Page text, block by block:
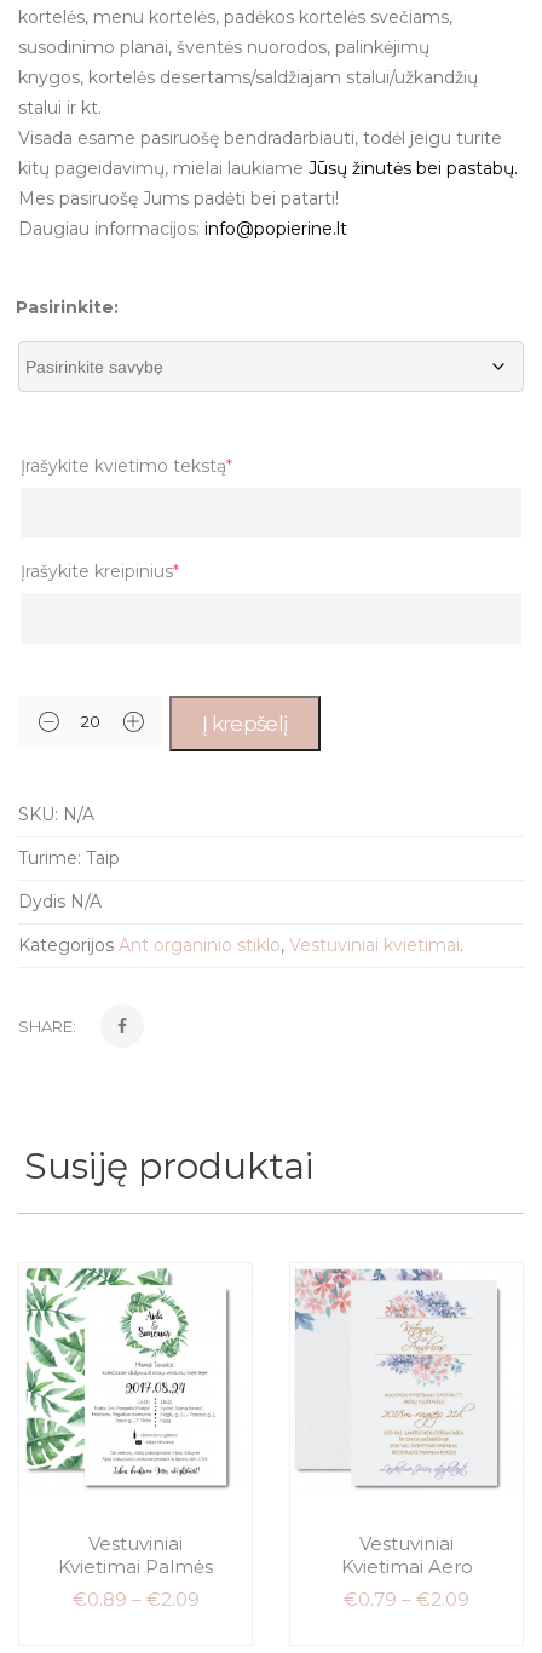
kortelės, menu kortelės, padėkos kortelės svečiams,
susodinimo planai, šventės nuorodos, palinkėjimų
knygos, kortelės desertams/saldžiajam stalui/užkandžių
stalui ir kt.
Visada esame pasiruošę bendradarbiauti, todėl jeigu turite
kitų pageidavimų, mielai laukiame Jūsų žinutės bei pastabų.
Mes pasiruošę Jums padėti bei patarti!
Daugiau informacijos: info@popierine.lt
Pasirinkite:
Įrašykite kvietimo tekstą*
Įrašykite kreipinius*
Į krepšelį
SKU: N/A
Turime: Taip
Dydis N/A
Kategorijos Ant organinio stiklo, Vestuviniai kvietimai.
SHARE:
Susiję produktai
Vestuviniai
Kvietimai Palmės
€0.89 – €2.09
Vestuviniai
Kvietimai Aero
€0.79 – €2.09